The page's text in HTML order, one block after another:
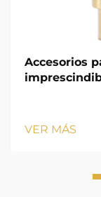
Accesorios
VER MÁS